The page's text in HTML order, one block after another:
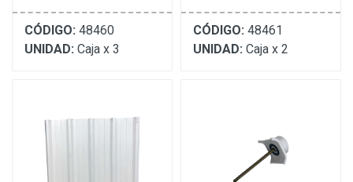
CÓDIGO: 48460
UNIDAD: Caja x 3
CÓDIGO: 48461
UNIDAD: Caja x 2